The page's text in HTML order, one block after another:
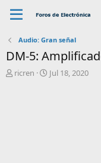
Audio: Gran señal
DM-5:
A
ricren
F
Jul 18, 2020